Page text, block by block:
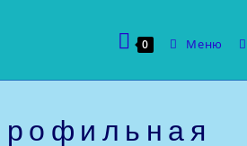
0 Меню